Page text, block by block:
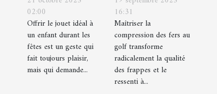
chaque âge
durant les
fêtes ?
02:00
Offrir le jouet idéal à
un enfant durant les
fêtes est un geste qui
fait toujours plaisir,
mais qui demande...
obtenir des
frappes plus
solides ?
16:31
Maîtriser la
compression des fers au
golf transforme
radicalement la qualité
des frappes et le
ressenti à...